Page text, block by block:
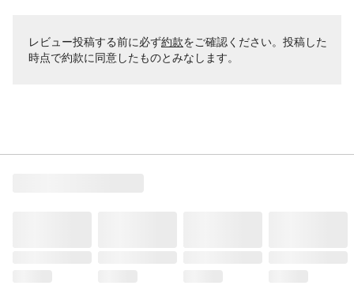
レビュー投稿する前に必ず約款をご確認ください。投稿した
時点で約款に同意したものとみなします。